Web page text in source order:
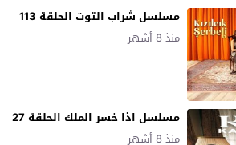
مسلسل شراب التوت الحلقة 113
منذ 8 أشهر
مسلسل اذا خسر الملك الحلقة 27
منذ 8 أشهر